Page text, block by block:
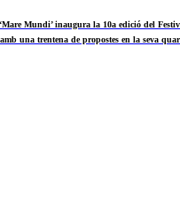
Mundi’ inaugura la 10a edició del
una trentena de propostes en la seva